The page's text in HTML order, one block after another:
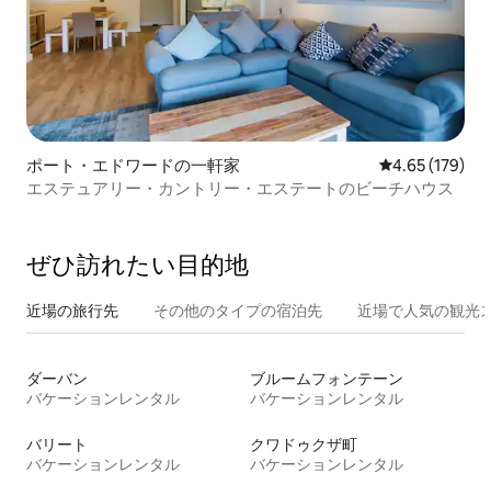
ポート・エドワードの一軒家 レビュー179
4.65 (179)
エステュアリー・カントリー・エステートのビーチハウス
ぜひ訪⁠れ⁠た⁠い目⁠的⁠地
近場の旅行先 その他のタ⁠イ⁠プ⁠の宿⁠泊⁠先 近場で人気の観光
ダーバン
バケーションレンタル
ブルームフォンテーン
バケーションレンタル
バリート
バケーションレンタル
クワドゥクザ町
バケーションレンタル